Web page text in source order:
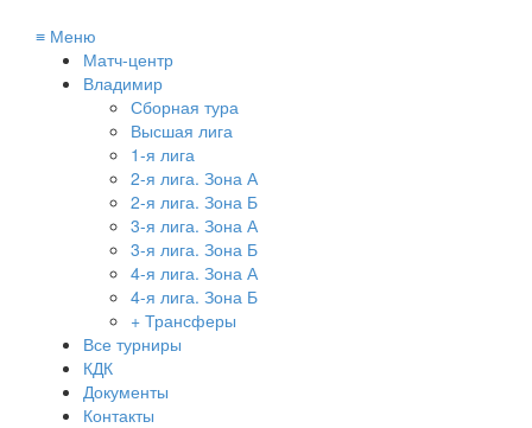
≡ Меню
Матч-центр
Владимир
Сборная тура
Высшая лига
1-я лига
2-я лига. Зона А
2-я лига. Зона Б
3-я лига. Зона А
3-я лига. Зона Б
4-я лига. Зона А
4-я лига. Зона Б
+ Трансферы
Все турниры
КДК
Документы
Контакты